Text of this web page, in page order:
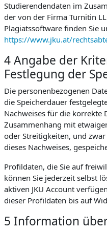
Studierendendaten im
der von der Firma Turnitin
Plagiatssoftware finden Sie
https://www.jku.at/
4 Angabe der
Festlegung der
Die personenbezogenen
die Speicherdauer
Nachweises für die
Zusammenhang mit
oder Streitigkeiten, und
dieses Nachweises,
Profildaten, die Sie auf
können Sie jederzeit selbst
aktiven JKU Account
dieser Profildaten bis auf
5 Information